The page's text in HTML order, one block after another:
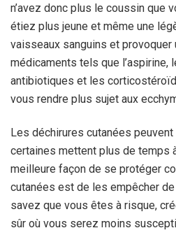
n’avez donc plus le coussin que
étiez plus jeune et même une
vaisseaux sanguins et provoquer
médicaments tels que l’aspirine,
antibiotiques et les
vous rendre plus sujet aux
Les déchirures cutanées
certaines mettent plus de temps
meilleure façon de se protéger
cutanées est de les empêcher
savez que vous êtes à risque,
sûr où vous serez moins